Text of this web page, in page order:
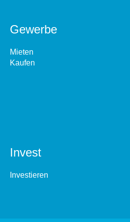
Gewerbe
Mieten
Kaufen
Invest
Investieren